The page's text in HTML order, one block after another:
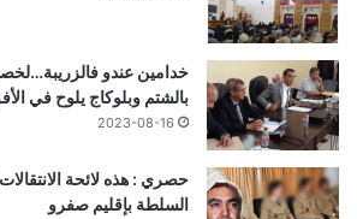
خدامين عندو
بالشتم وبلوكاج يلوح في
2023-08-16
حصري : هذه لائحة
السلطة بإقليم صفرو